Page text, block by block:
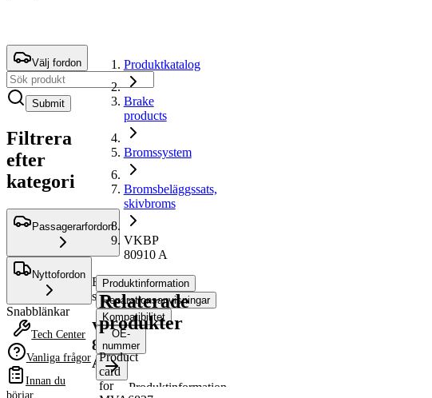
Välj fordon
Submit
Filtrera
efter
kategori
Passagerarfordon
Nyttofordon
Snabblänkar
Tech Center
Vanliga frågor
Innan du
börjar
Produktkatalog
Brake
products
Bromssystem
Bromsbeläggssats,
skivbroms
VKBP
80910 A
Bromsbeläggssats,
skivbroms
VKBP
80910
A
Produktinformation
Reparationsanvisningar
Kompatibilitet
OE-
nummer
Produktinformation
Relaterade
produkter
Product
card
for